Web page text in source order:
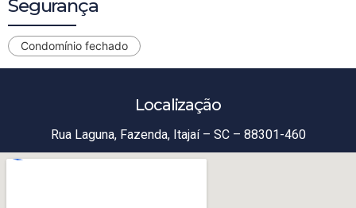
Segurança
Condomínio fechado
Localização
Rua Laguna, Fazenda, Itajaí – SC – 88301-460